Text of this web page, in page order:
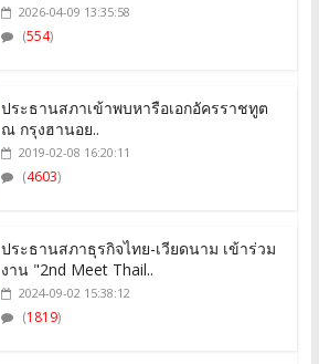
2026-04-09 13:35:58
(554)
ประธานสภาเข้าพบหารือเอกอัครราชทูต
ณ กรุงฮานอย..
2019-02-08 16:20:11
(4603)
ประธานสภาธุรกิจไทย-เวียดนาม เข้าร่วม
งาน "2nd Meet Thail..
2024-09-02 15:38:12
(1819)